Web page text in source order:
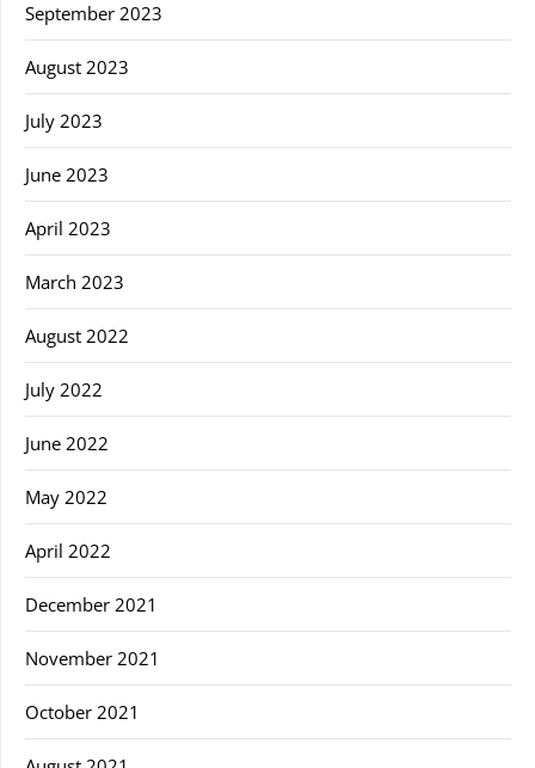
September 2023
August 2023
July 2023
June 2023
April 2023
March 2023
August 2022
July 2022
June 2022
May 2022
April 2022
December 2021
November 2021
October 2021